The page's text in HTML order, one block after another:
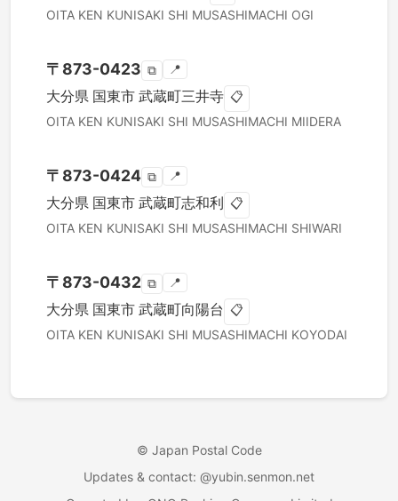
OITA KEN KUNISAKI SHI MUSASHIMACHI OGI
〒 873-0423 ⧉ 📍
大分県 国東市 武蔵町三井寺 📋
OITA KEN KUNISAKI SHI MUSASHIMACHI MIIDERA
〒 873-0424 ⧉ 📍
大分県 国東市 武蔵町志和利 📋
OITA KEN KUNISAKI SHI MUSASHIMACHI SHIWARI
〒 873-0432 ⧉ 📍
大分県 国東市 武蔵町向陽台 📋
OITA KEN KUNISAKI SHI MUSASHIMACHI KOYODAI
© Japan Postal Code
Updates & contact: @yubin.senmon.net